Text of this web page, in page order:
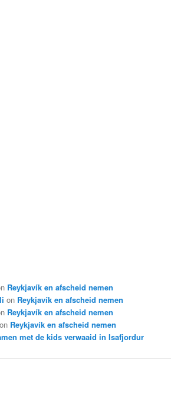
Reykjavík en afscheid nemen
on Reykjavík en afscheid nemen
Reykjavík en afscheid nemen
on Reykjavík en afscheid nemen
met de kids verwaaid in Isafjordur